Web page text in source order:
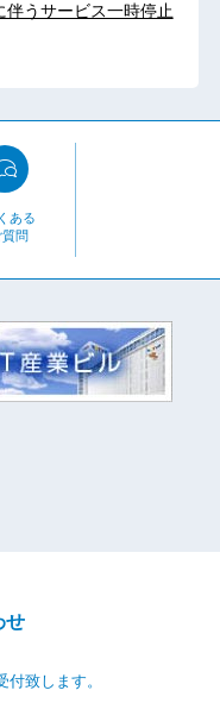
うサービス一時停止
ある
質問
せ
致します。